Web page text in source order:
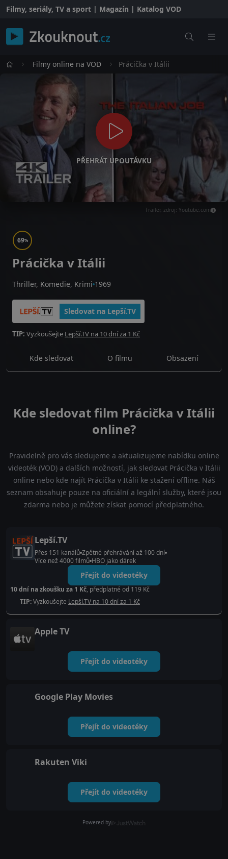
Filmy, seriály, TV a sport | Magazín | Katalog VOD
Filmy online na VOD Prácička v Itálii
PŘEHRÁT UPOUTÁVKU
Trailer, zdroj: Youtube.com
69%
Prácička v Itálii
Thriller, Komedie, Krimi 1969
Sledovat na Lepší.TV
TIP: Vyzkoušejte Lepší.TV na 10 dní za 1 Kč
Kde sledovat O filmu Obsazení
Kde sledovat film Prácička v Itálii
online?
Pravidelně pro vás sledujeme a aktualizujeme nabídku online
videoték (VOD) a dalších možností, jak sledovat Prácička v Itálii
online nebo kde najít Prácička v Itálii ke stažení offline. Náš
seznam obsahuje pouze na oficiální a legální služby, které jsou
zdarma nebo je můžete získat pomocí předplatného.
Lepší.TV
Přes 151 kanálů Zpětné přehrávání až 100 dní
Více než 4000 filmů HBO jako dárek
Přejít do videotéky
10 dní na zkoušku za 1 Kč, předplatné od 119 Kč
TIP:Vyzkoušejte Lepší.TV na 10 dní za 1 Kč
Apple TV
Přejít do videotéky
Google Play Movies
Přejít do videotéky
Rakuten Viki
Přejít do videotéky
Powered by